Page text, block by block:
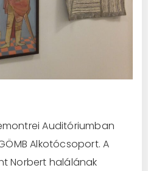
Auditóriumban
Alkotócsoport. A
Norbert halálának